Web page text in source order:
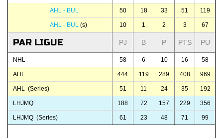
AHL - BUL 50 18 33 51 119
AHL - BUL (s) 10 1 2 3 67
PAR LIGUE PJ B P PTS PU
NHL 58 6 10 16 58
AHL 444 119 289 408 969
AHL (Series) 51 11 24 35 192
LHJMQ 188 72 157 229 356
LHJMQ (Series) 61 23 48 71 99